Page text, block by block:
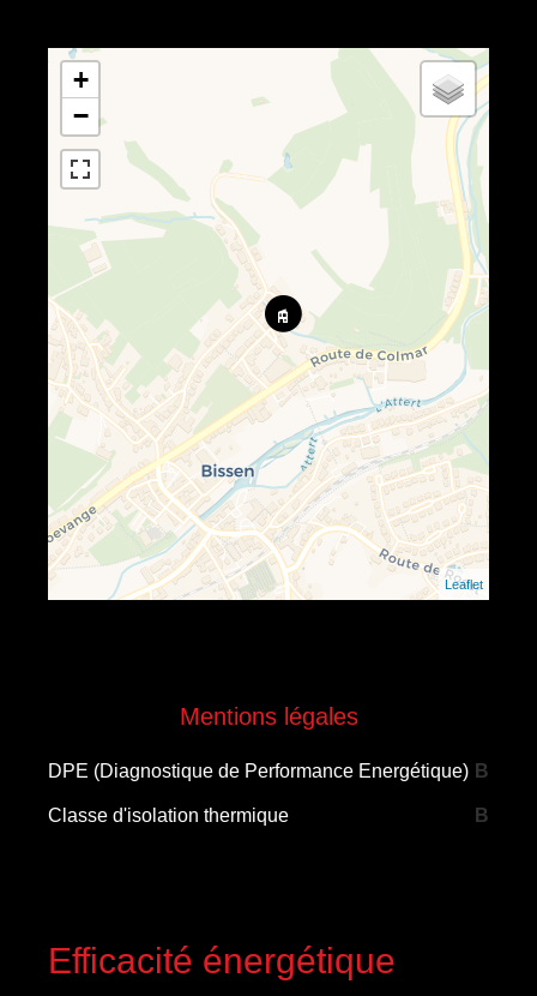
+
−
Leaflet
Mentions légales
DPE (Diagnostique de Performance Energétique) B
Classe d'isolation thermique B
Efficacité énergétique